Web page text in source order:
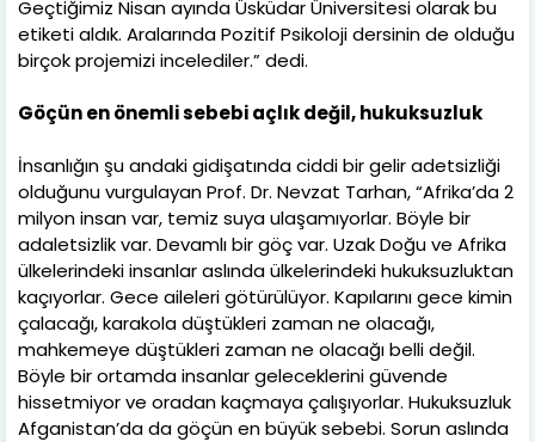
Geçtiğimiz Nisan ayında Üsküdar Üniversitesi olarak bu
etiketi aldık. Aralarında Pozitif Psikoloji dersinin de olduğu
birçok projemizi incelediler.” dedi.
Göçün en önemli sebebi açlık değil, hukuksuzluk
İnsanlığın şu andaki gidişatında ciddi bir gelir adetsizliği
olduğunu vurgulayan Prof. Dr. Nevzat Tarhan, “Afrika’da 2
milyon insan var, temiz suya ulaşamıyorlar. Böyle bir
adaletsizlik var. Devamlı bir göç var. Uzak Doğu ve Afrika
ülkelerindeki insanlar aslında ülkelerindeki hukuksuzluktan
kaçıyorlar. Gece aileleri götürülüyor. Kapılarını gece kimin
çalacağı, karakola düştükleri zaman ne olacağı,
mahkemeye düştükleri zaman ne olacağı belli değil.
Böyle bir ortamda insanlar geleceklerini güvende
hissetmiyor ve oradan kaçmaya çalışıyorlar. Hukuksuzluk
Afganistan’da da göçün en büyük sebebi. Sorun aslında